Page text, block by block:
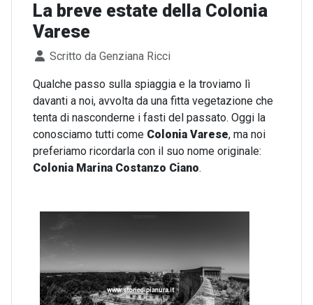
La breve estate della Colonia
Varese
Dettagli
Scritto da Genziana Ricci
Qualche passo sulla spiaggia e la troviamo lì
davanti a noi, avvolta da una fitta vegetazione che
tenta di nasconderne i fasti del passato. Oggi la
conosciamo tutti come Colonia Varese, ma noi
preferiamo ricordarla con il suo nome originale:
Colonia Marina Costanzo Ciano.